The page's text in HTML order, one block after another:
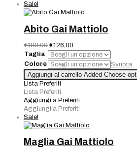
Sale!
Abito Gai Mattiolo
€180,00 Il
prezzo
originale
era:
€180,00.
€126,00
prezzo
attuale
è:
€126,00.
Taglia
Colore
Svuota
Abito
Gai
Mattiolo
quantità
Aggiungi al carrello Added Choose
Lista Preferiti
Lista Preferiti
Aggiungi a Preferiti
Aggiungi a Preferiti
Sale!
Maglia Gai Mattiolo